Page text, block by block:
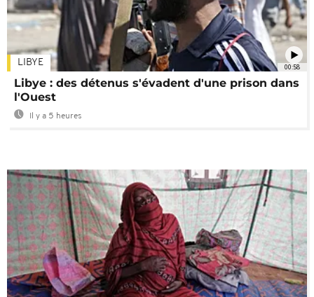
00:58
LIBYE
Libye : des détenus s'évadent d'une prison dans
l'Ouest
Il y a 5 heures